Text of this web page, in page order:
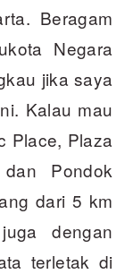
Beragam
Negara
jika saya
Kalau mau
Place, Plaza
Pondok
dari 5 km
dengan
terletak di